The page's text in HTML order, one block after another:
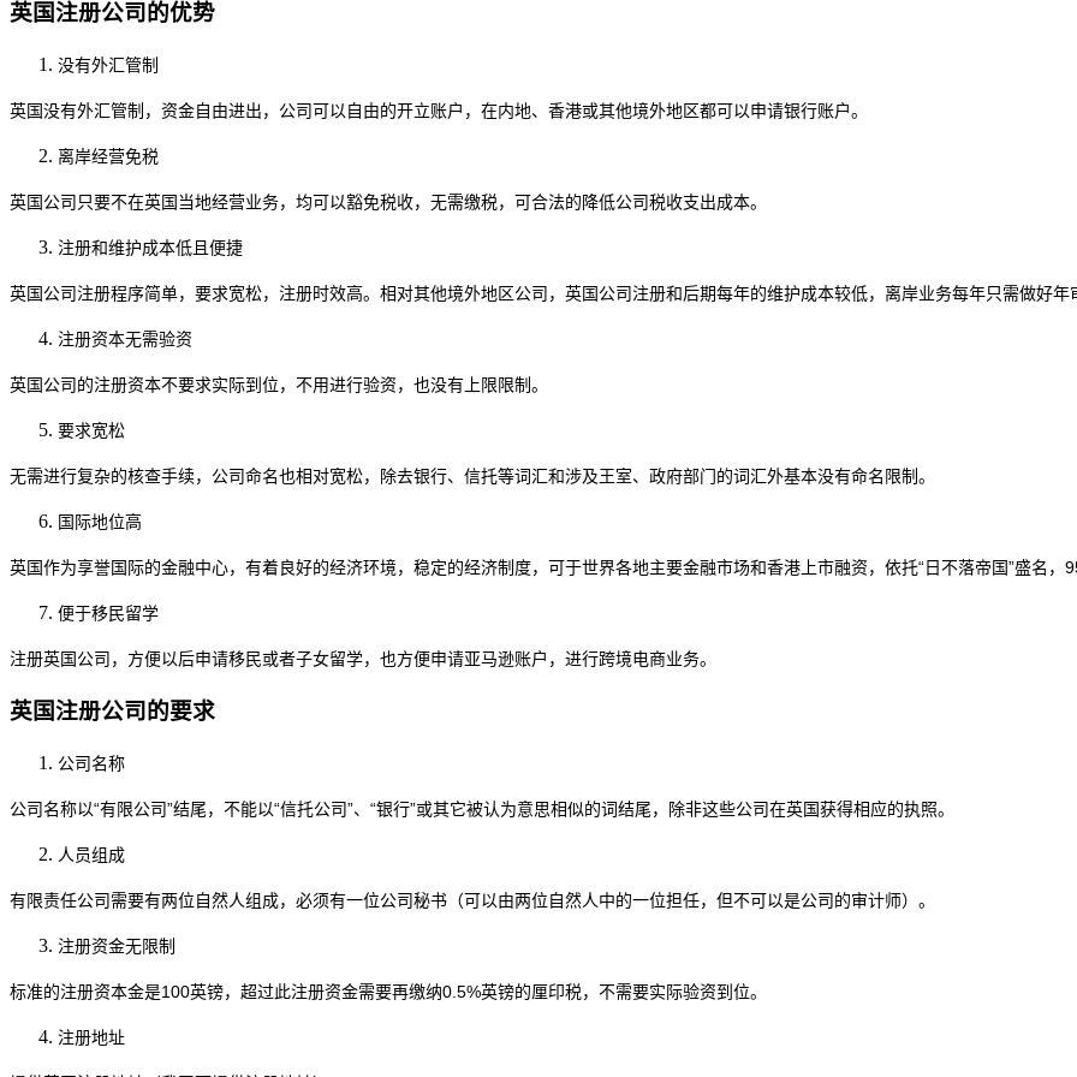
英国注册公司的优势
没有外汇管制
英国没有外汇管制，资金自由进出，公司可以自由的开立账户，在内地、香港或其他境外地区都可以申请银行账户。
离岸经营免税
英国公司只要不在英国当地经营业务，均可以豁免税收，无需缴税，可合法的降低公司税收支出成本。
注册和维护成本低且便捷
英国公司注册程序简单，要求宽松，注册时效高。相对其他境外地区公司，英国公司注册和后期每年的维护成本较低，离岸业务每年只需做好年
注册资本无需验资
英国公司的注册资本不要求实际到位，不用进行验资，也没有上限限制。
要求宽松
无需进行复杂的核查手续，公司命名也相对宽松，除去银行、信托等词汇和涉及王室、政府部门的词汇外基本没有命名限制。
国际地位高
英国作为享誉国际的金融中心，有着良好的经济环境，稳定的经济制度，可于世界各地主要金融市场和香港上市融资，依托“日不落帝国”盛名，
便于移民留学
注册英国公司，方便以后申请移民或者子女留学，也方便申请亚马逊账户，进行跨境电商业务。
英国注册公司的要求
公司名称
公司名称以“有限公司”结尾，不能以“信托公司”、“银行”或其它被认为意思相似的词结尾，除非这些公司在英国获得相应的执照。
人员组成
有限责任公司需要有两位自然人组成，必须有一位公司秘书（可以由两位自然人中的一位担任，但不可以是公司的审计师）。
注册资金无限制
标准的注册资本金是100英镑，超过此注册资金需要再缴纳0.5%英镑的厘印税，不需要实际验资到位。
注册地址